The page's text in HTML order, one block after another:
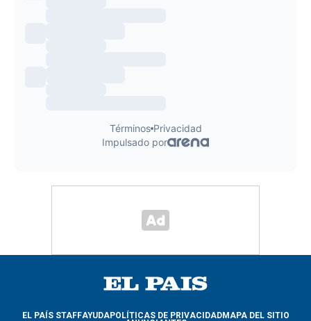
EL PAÍS STAFFAYUDAPOLÍTICAS DE PRIVACIDADMAPA DEL SITIO